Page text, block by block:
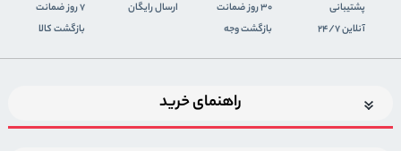
پشتیبانی
آنلاین 24/7
30 روز ضمانت
بازگشت وجه
ارسال رایگان
7 روز ضمانت
بازگشت کالا
راهنمای خرید